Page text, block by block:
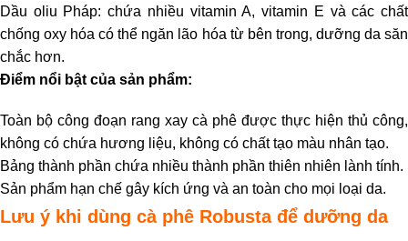
Dầu oliu Pháp: chứa nhiều vitamin A, vitamin E và các chất
chống oxy hóa có thể ngăn lão hóa từ bên trong, dưỡng da săn
chắc hơn.
Điểm nổi bật của sản phẩm:
Toàn bộ công đoạn rang xay cà phê được thực hiện thủ công,
không có chứa hương liệu, không có chất tạo màu nhân tạo.
Bảng thành phần chứa nhiều thành phần thiên nhiên lành tính.
Sản phẩm hạn chế gây kích ứng và an toàn cho mọi loại da.
Lưu ý khi dùng cà phê Robusta để dưỡng da